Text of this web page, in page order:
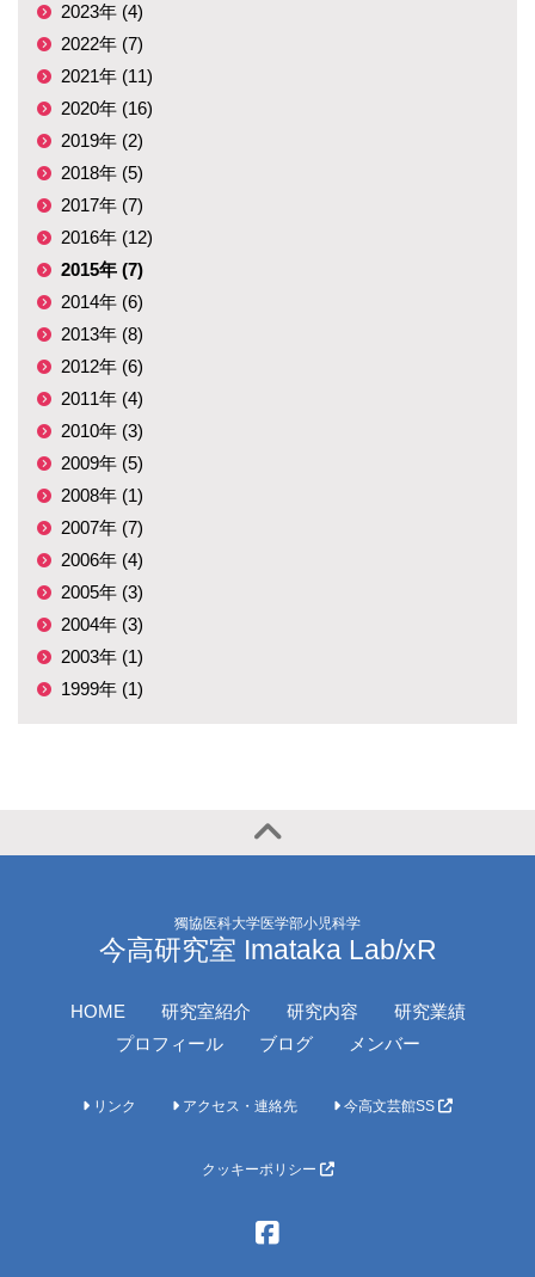
2023年 (4)
2022年 (7)
2021年 (11)
2020年 (16)
2019年 (2)
2018年 (5)
2017年 (7)
2016年 (12)
2015年 (7)
2014年 (6)
2013年 (8)
2012年 (6)
2011年 (4)
2010年 (3)
2009年 (5)
2008年 (1)
2007年 (7)
2006年 (4)
2005年 (3)
2004年 (3)
2003年 (1)
1999年 (1)
獨協医科大学医学部小児科学
今高研究室 Imataka Lab/xR
HOME 研究室紹介 研究内容
研究業績
プロフィール
ブログ メンバー
リンク アクセス・連絡先 今高文芸館SS
クッキーポリシー